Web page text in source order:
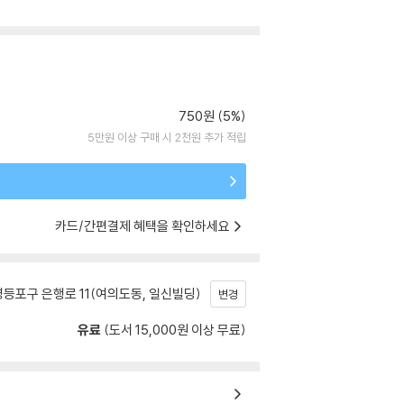
750원 (5%)
5만원 이상 구매 시 2천원 추가 적립
카드/간편결제 혜택을 확인하세요
포구 은행로 11(여의도동, 일신빌딩) 변경
유료 (도서 15,000원 이상 무료)